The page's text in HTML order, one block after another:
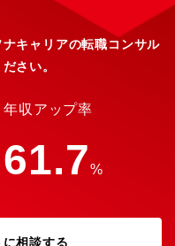
ている日本の貸衣裳と形
本の結婚式を変えたい。
中、最愛の人と永遠の愛
私たちは、式場相談か
イク、装花など結婚式に
★Jardin de Bonheur(ジャ
ン・エ・コートダジュー
キャリアの転職コンサル
さい。
年収アップ率
61.7%
相談する